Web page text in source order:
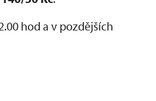
hod a v pozdějších